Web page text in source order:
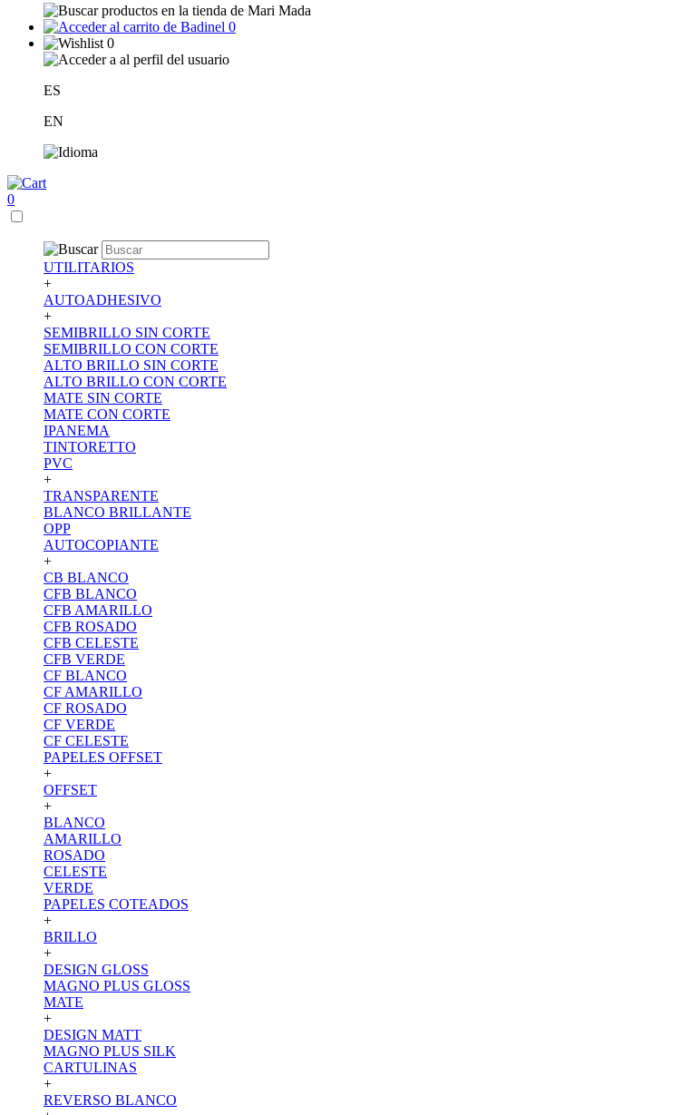
0
0
ES
EN
0
UTILITARIOS
+
AUTOADHESIVO
+
SEMIBRILLO SIN CORTE
SEMIBRILLO CON CORTE
ALTO BRILLO SIN CORTE
ALTO BRILLO CON CORTE
MATE SIN CORTE
MATE CON CORTE
IPANEMA
TINTORETTO
PVC
+
TRANSPARENTE
BLANCO BRILLANTE
OPP
AUTOCOPIANTE
+
CB BLANCO
CFB BLANCO
CFB AMARILLO
CFB ROSADO
CFB CELESTE
CFB VERDE
CF BLANCO
CF AMARILLO
CF ROSADO
CF VERDE
CF CELESTE
PAPELES OFFSET
+
OFFSET
+
BLANCO
AMARILLO
ROSADO
CELESTE
VERDE
PAPELES COTEADOS
+
BRILLO
+
DESIGN GLOSS
MAGNO PLUS GLOSS
MATE
+
DESIGN MATT
MAGNO PLUS SILK
CARTULINAS
+
REVERSO BLANCO